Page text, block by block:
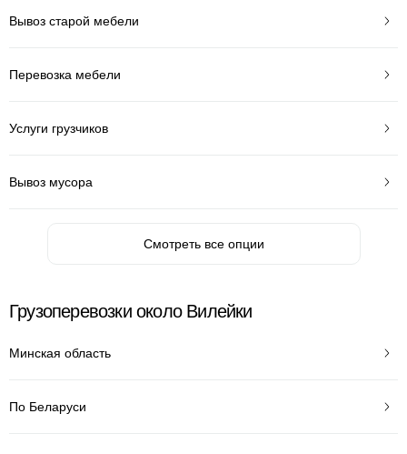
Вывоз старой мебели
Перевозка мебели
Услуги грузчиков
Вывоз мусора
Смотреть все опции
Грузоперевозки около Вилейки
Минская область
По Беларуси